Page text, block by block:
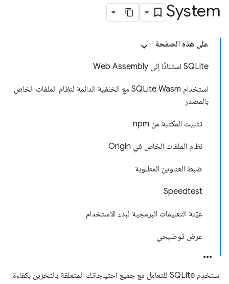
System
على هذه الصفحة
‫SQLite استنادًا إلى Web Assembly
استخدام SQLite Wasm مع الخلفية الدائمة لنظام الملفات الخاص
بالمصدر
تثبيت المكتبة من npm
نظام الملفات الخاص في Origin
ضبط العناوين المطلوبة
Speedtest
عيّنة التعليمات البرمجية لبدء الاستخدام
عرض توضيحي
استخدِم SQLite للتعامل مع جميع احتياجاتك المتعلقة بالتخزين بكفاءة